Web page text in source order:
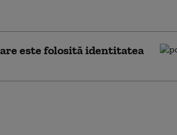
este folosită identitatea